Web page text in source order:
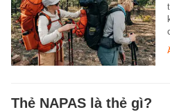
Thẻ NAPAS là thẻ gì?